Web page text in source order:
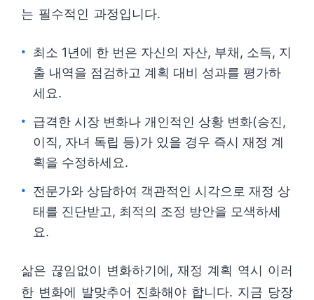
는 필수적인 과정입니다.
최소 1년에 한 번은 자신의 자산, 부채, 소득, 지
출 내역을 점검하고 계획 대비 성과를 평가하
세요.
급격한 시장 변화나 개인적인 상황 변화(승진,
이직, 자녀 독립 등)가 있을 경우 즉시 재정 계
획을 수정하세요.
전문가와 상담하여 객관적인 시각으로 재정 상
태를 진단받고, 최적의 조정 방안을 모색하세
요.
삶은 끊임없이 변화하기에, 재정 계획 역시 이러
한 변화에 발맞추어 진화해야 합니다. 지금 당장